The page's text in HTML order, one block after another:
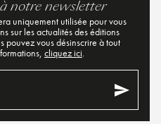
notre newsletter
uniquement utilisée pour vous
sur les actualités des éditions
pouvez vous désinscrire à tout
cliquez ici.
send